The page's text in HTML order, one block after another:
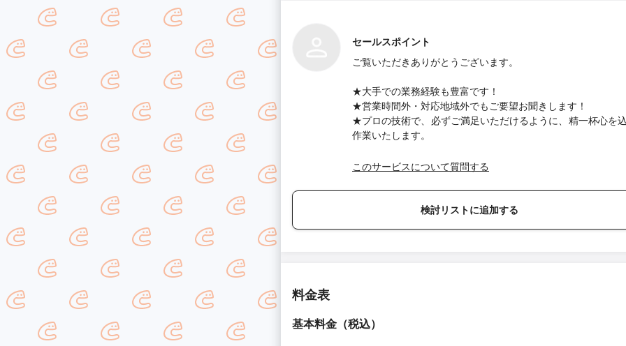
セールスポイント
ご覧いただきありがとうございます。
★大手での業務経験も豊富です！
★営業時間外・対応地域外でもご要望お聞きします！
★プロの技術で、必ずご満足いただけるように、精一杯心を
作業いたします。
このサービスについて質問する
検討リストに追加する
料金表
基本料金（税込）